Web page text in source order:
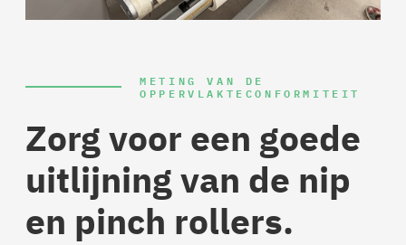
METING VAN DE
OPPERVLAKTECONFORMITEIT
Zorg voor een goede
uitlijning van de nip
en pinch rollers.